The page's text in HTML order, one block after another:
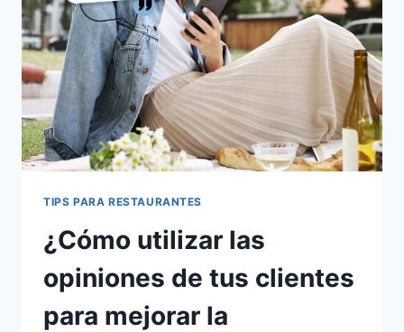
TU
RESTAURANTE
TIPS PARA RESTAURANTES
¿Cómo utilizar las
opiniones de tus clientes
para mejorar la